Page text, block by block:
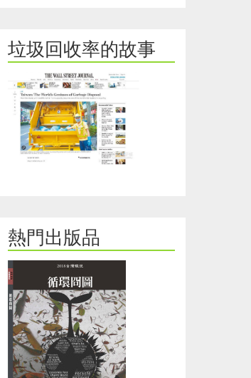
垃圾回收率的故事
熱門出版品